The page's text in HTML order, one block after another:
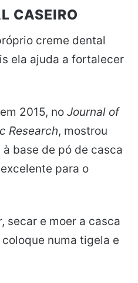
CASEIRO
creme dental
ela ajuda a fortalecer
2015, no Journal of
Research, mostrou
base de pó de casca
para o
secar e moer a casca
numa tigela e